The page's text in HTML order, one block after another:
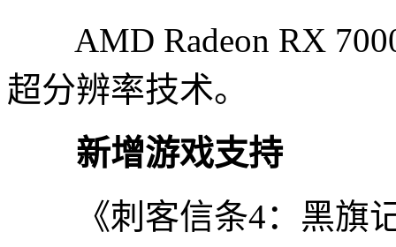
AMD Radeon RX
超分辨率技术。
新增游戏支持
《刺客信条4：黑旗